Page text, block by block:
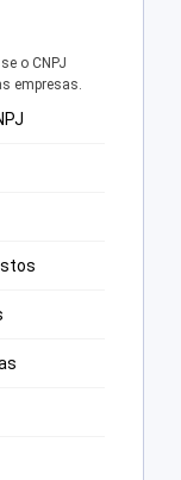
o CNPJ
empresas.